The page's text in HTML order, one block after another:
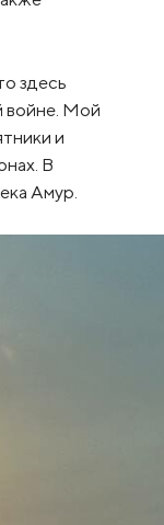
здесь
войне. Мой
и
В
Амур.